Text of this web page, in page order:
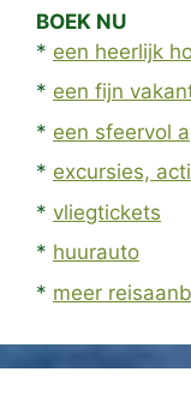
BOEK NU
* een heerlijk
* een fijn
* een sfeervol
* excursies,
* vliegtickets
* huurauto
* meer